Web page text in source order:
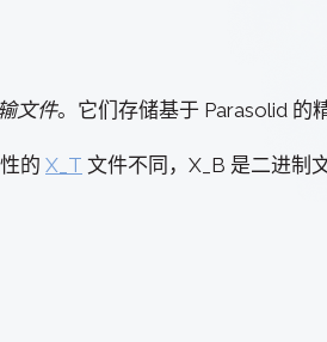
文件。它们存储基于 Parasolid 的
的 X_T 文件不同，X_B 是二进制